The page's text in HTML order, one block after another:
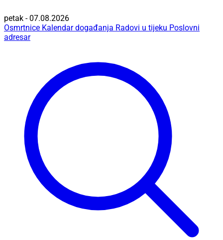
petak - 07.08.2026
Osmrtnice Kalendar događanja Radovi u tijeku Poslovni
adresar